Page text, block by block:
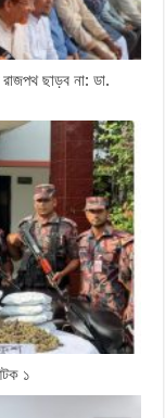
রাজপথ ছাড়ব না: ডা.
১